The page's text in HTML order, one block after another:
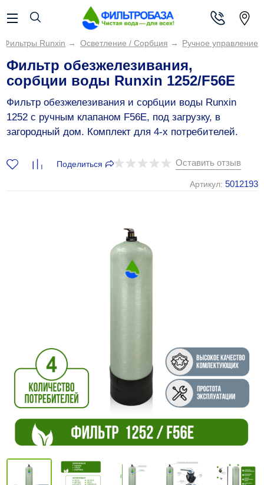
Фильтры Runxin → Осветление / Сорбция → Ручное управление
Фильтр обезжелезивания,
сорбции воды Runxin 1252/F56E
Фильтр обезжелезивания и сорбции воды Runxin
1252 c ручным клапаном F56E, под загрузку, в
загородный дом. Комплект для 4-х потребителей.
Оставить отзыв
Артикул: 5012193
Поделиться